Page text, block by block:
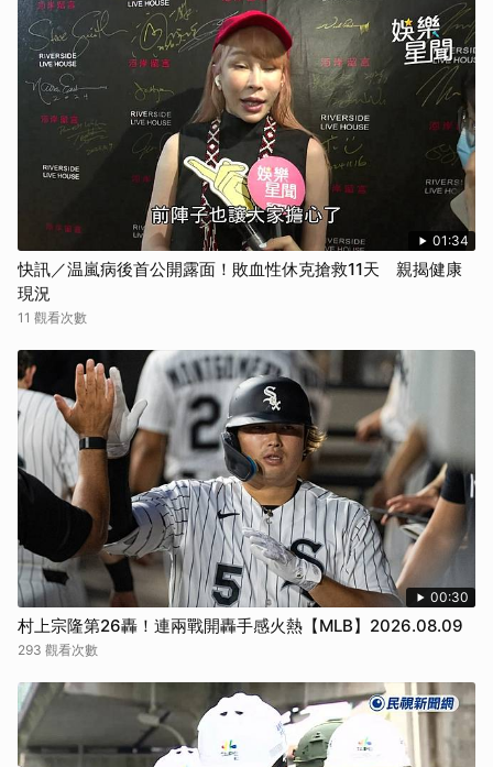
01:34
快訊／温嵐病後首公開露面！敗血性休克搶救11天 親揭健康
現況
11 觀看次數
00:30
村上宗隆第26轟！連兩戰開轟手感火熱【MLB】2026.08.09
293 觀看次數